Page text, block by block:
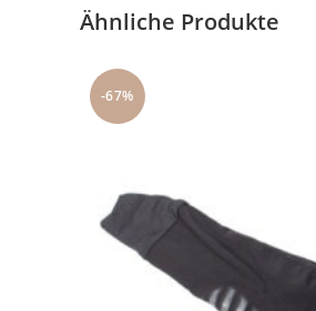
Ähnliche Produkte
-67%